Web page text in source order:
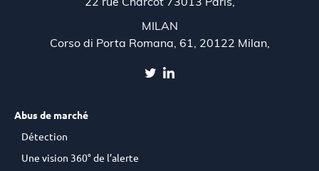
22 rue Charcot 73013 Paris,
MILAN
Corso di Porta Romana, 61, 20122 Milan,
Abus de marché
Détection
Une vision 360° de l’alerte